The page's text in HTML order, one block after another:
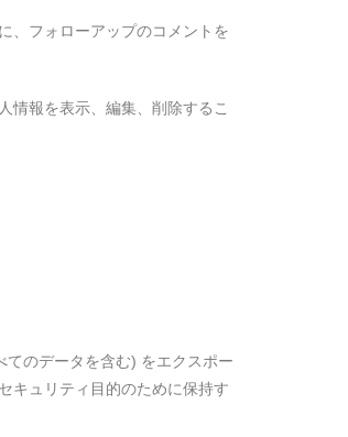
、フォローアップのコメントを
情報を表示、編集、削除するこ
のデータを含む) をエクスポー
キュリティ目的のために保持す